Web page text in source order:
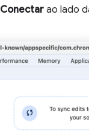
Conectar ao lado